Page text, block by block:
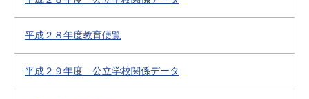
平成２８年度教育便覧
平成２９年度 公立学校関係データ